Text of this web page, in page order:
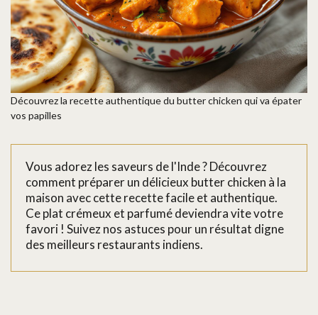
Découvrez la recette authentique du butter chicken qui va épater
vos papilles
Vous adorez les saveurs de l'Inde ? Découvrez
comment préparer un délicieux butter chicken à la
maison avec cette recette facile et authentique.
Ce plat crémeux et parfumé deviendra vite votre
favori ! Suivez nos astuces pour un résultat digne
des meilleurs restaurants indiens.